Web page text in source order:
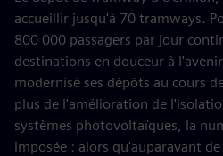
accueillir jusqu'à 70 tramways.
800 000 passagers par jour
destinations en douceur à
modernisé ses dépôts au cours
plus de l'amélioration de
systèmes photovoltaïques, la
imposée : alors qu'auparavant